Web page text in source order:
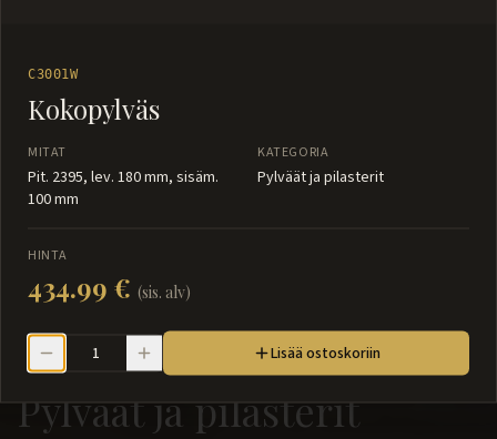
Pylväät ja pilasterit
C3001W
Kokopylväs
MITAT
Pit. 2395, lev. 180 mm, sisäm.
100 mm
KATEGORIA
Pylväät ja pilasterit
HINTA
434.99 € (sis. alv)
Lisää ostoskoriin